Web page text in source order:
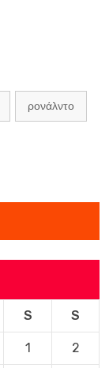
ρονάλντο
S S
1 2